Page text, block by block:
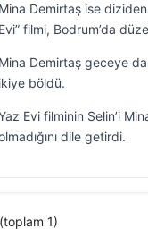
Mina Demirtaş ise
Evi” filmi, Bodrum’da
Mina Demirtaş geceye
ikiye böldü.
Evi filminin Selin’i
dile getirdi.
1)